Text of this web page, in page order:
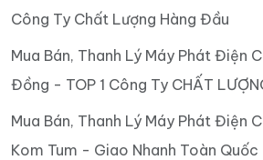
Công Ty Chất Lượng Hàng Đầu
Mua Bán, Thanh Lý Máy Phát Điện
Đồng - TOP 1 Công Ty CHẤT
Mua Bán, Thanh Lý Máy Phát Điện
Kom Tum - Giao Nhanh Toàn Quốc